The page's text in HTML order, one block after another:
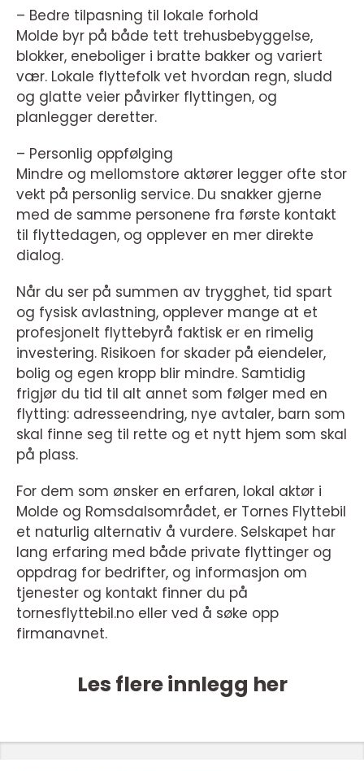
– Bedre tilpasning til lokale forhold
Molde byr på både tett trehusbebyggelse,
blokker, eneboliger i bratte bakker og variert
vær. Lokale flyttefolk vet hvordan regn, sludd
og glatte veier påvirker flyttingen, og
planlegger deretter.
– Personlig oppfølging
Mindre og mellomstore aktører legger ofte stor
vekt på personlig service. Du snakker gjerne
med de samme personene fra første kontakt
til flyttedagen, og opplever en mer direkte
dialog.
Når du ser på summen av trygghet, tid spart
og fysisk avlastning, opplever mange at et
profesjonelt flyttebyrå faktisk er en rimelig
investering. Risikoen for skader på eiendeler,
bolig og egen kropp blir mindre. Samtidig
frigjør du tid til alt annet som følger med en
flytting: adresseendring, nye avtaler, barn som
skal finne seg til rette og et nytt hjem som skal
på plass.
For dem som ønsker en erfaren, lokal aktør i
Molde og Romsdalsområdet, er Tornes Flyttebil
et naturlig alternativ å vurdere. Selskapet har
lang erfaring med både private flyttinger og
oppdrag for bedrifter, og informasjon om
tjenester og kontakt finner du på
tornesflyttebil.no eller ved å søke opp
firmanavnet.
Les flere innlegg her